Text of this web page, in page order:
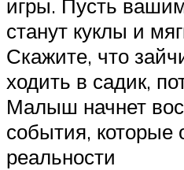
игры. Пусть
станут куклы и
Скажите, что
ходить в садик,
Малыш начнет
события, которые
реальности